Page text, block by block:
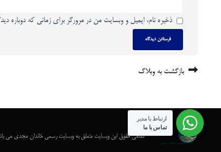
ذخیره نام، ایمیل و وبسایت من در مرورگر برای زمانی که دوباره
بازگشت به وبلاگ
تمامی حقوق این وبسایت متعلق به وبسایت رسمی خاندان مجدی می
ارتباط با مدیر
تماس با ما